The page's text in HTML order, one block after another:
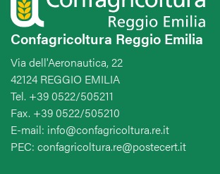
Confagricoltura Reggio Emilia
Via dell'Aeronautica, 22
42124 REGGIO EMILIA
Tel. +39 0522/505211
Fax. +39 0522/505210
E-mail: info@confagricoltura.re.it
PEC: confagricoltura.re@postecert.it